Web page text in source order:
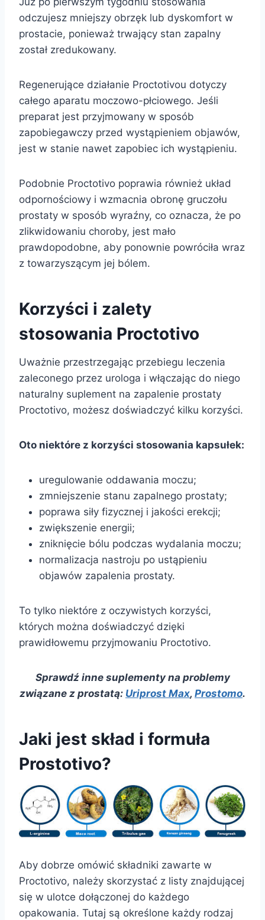
odczujesz mniejszy obrzęk lub dyskomfort w
prostacie, ponieważ trwający stan zapalny
został zredukowany.
Regenerujące działanie Proctotivou dotyczy
całego aparatu moczowo-płciowego. Jeśli
preparat jest przyjmowany w sposób
zapobiegawczy przed wystąpieniem objawów,
jest w stanie nawet zapobiec ich wystąpieniu.
Podobnie Proctotivo poprawia również układ
odpornościowy i wzmacnia obronę gruczołu
prostaty w sposób wyraźny, co oznacza, że po
zlikwidowaniu choroby, jest mało
prawdopodobne, aby ponownie powróciła wraz
z towarzyszącym jej bólem.
Korzyści i zalety
stosowania Proctotivo
Uważnie przestrzegając przebiegu leczenia
zaleconego przez urologa i włączając do niego
naturalny suplement na zapalenie prostaty
Proctotivo, możesz doświadczyć kilku korzyści.
Oto niektóre z korzyści stosowania kapsułek:
uregulowanie oddawania moczu;
zmniejszenie stanu zapalnego prostaty;
poprawa siły fizycznej i jakości erekcji;
zwiększenie energii;
zniknięcie bólu podczas wydalania moczu;
normalizacja nastroju po ustąpieniu
objawów zapalenia prostaty.
To tylko niektóre z oczywistych korzyści,
których można doświadczyć dzięki
prawidłowemu przyjmowaniu Proctotivo.
Sprawdź inne suplementy na problemy
związane z prostatą: Uriprost Max, Prostomo.
Jaki jest skład i formuła
Prostotivo?
Aby dobrze omówić składniki zawarte w
Proctotivo, należy skorzystać z listy znajdującej
się w ulotce dołączonej do każdego
opakowania. Tutaj są określone każdy rodzaj